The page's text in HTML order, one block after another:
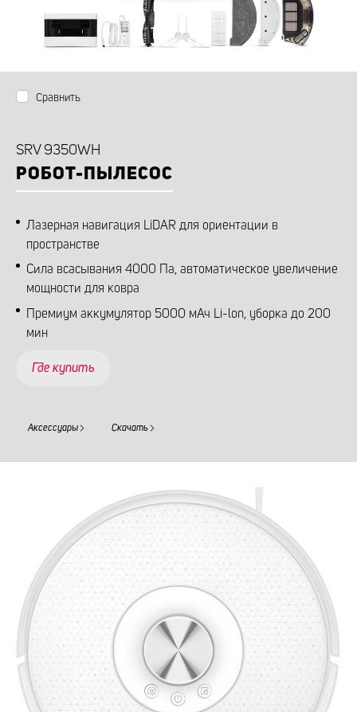
Сравнить
SRV 9350WH
РОБОТ-ПЫЛЕСОС
Лазерная навигация LiDAR для ориентации в
пространстве
Сила всасывания 4000 Па, автоматическое увеличение
мощности для ковра
Премиум аккумулятор 5000 мАч Li-lon, уборка до 200
мин
Где купить
Аксессуары Скачать